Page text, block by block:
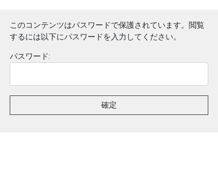
このコンテンツはパスワードで保護されています。閲覧
するには以下にパスワードを入力してください。
パスワード: